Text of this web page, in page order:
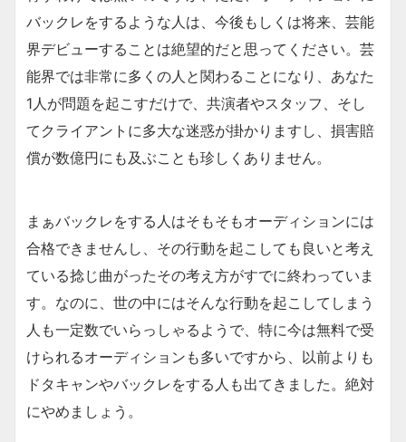
バックレをするような人は、今後もしくは将来、芸能
界デビューすることは絶望的だと思ってください。芸
能界では非常に多くの人と関わることになり、あなた
1人が問題を起こすだけで、共演者やスタッフ、そし
てクライアントに多大な迷惑が掛かりますし、損害賠
償が数億円にも及ぶことも珍しくありません。
まぁバックレをする人はそもそもオーディションには
合格できませんし、その行動を起こしても良いと考え
ている捻じ曲がったその考え方がすでに終わっていま
す。なのに、世の中にはそんな行動を起こしてしまう
人も一定数でいらっしゃるようで、特に今は無料で受
けられるオーディションも多いですから、以前よりも
ドタキャンやバックレをする人も出てきました。絶対
にやめましょう。